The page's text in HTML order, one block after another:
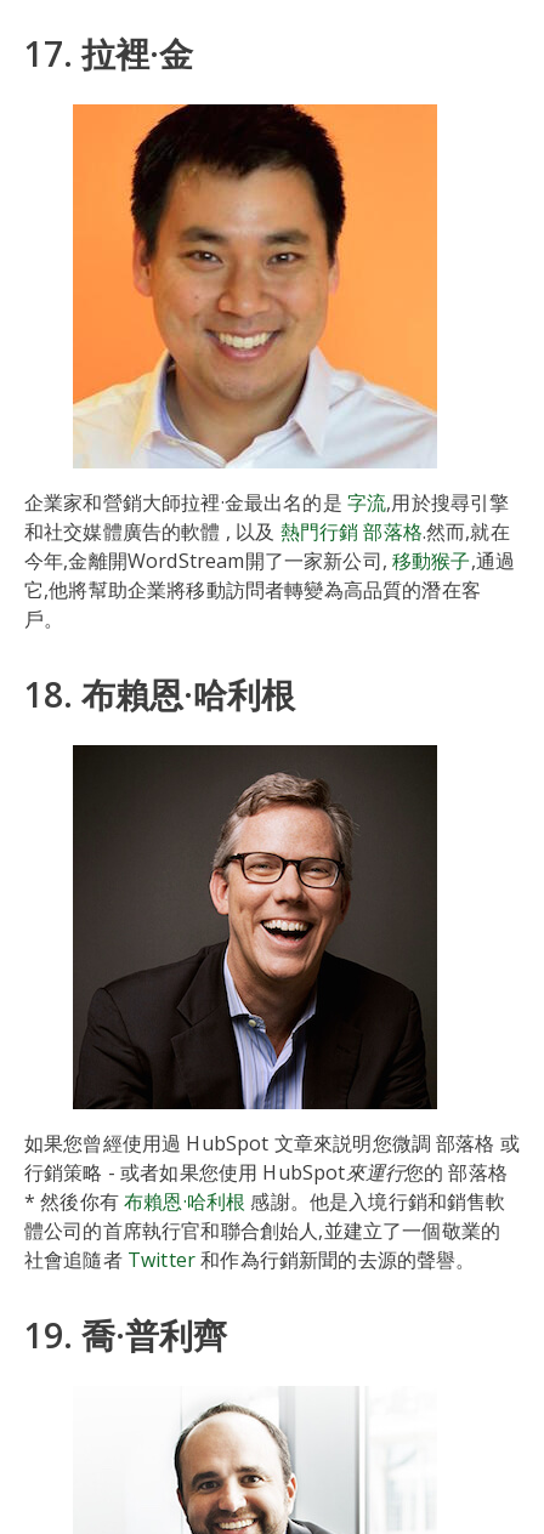
17. 拉裡·金
企業家和營銷大師拉裡·金最出名的是 字流,用於搜尋引擎
和社交媒體廣告的軟體 , 以及 熱門行銷 部落格.然而,就在
今年,金離開WordStream開了一家新公司, 移動猴子,通過
它,他將幫助企業將移動訪問者轉變為高品質的潛在客
戶。
18. 布賴恩·哈利根
如果您曾經使用過 HubSpot 文章來説明您微調 部落格 或
行銷策略 - 或者如果您使用 HubSpot來運行您的 部落格
* 然後你有布賴恩·哈利根 感謝。他是入境行銷和銷售軟
體公司的首席執行官和聯合創始人,並建立了一個敬業的
社會追隨者 Twitter和作為行銷新聞的去源的聲譽。
19. 喬·普利齊